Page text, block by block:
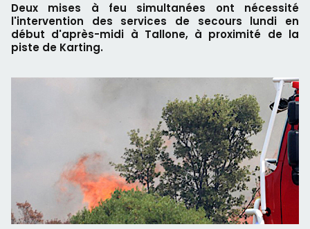
Deux mises à feu simultanées ont nécessité
l'intervention des services de secours lundi en
début d'après-midi à Tallone, à proximité de la
piste de Karting.